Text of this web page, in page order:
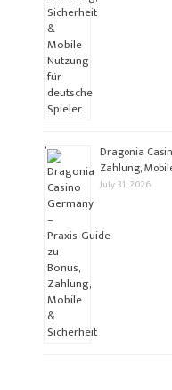
Dragonia
Zahlung,
July 31, 2026